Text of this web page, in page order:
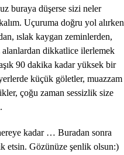
buraya düşerse sizi neler
Uçuruma doğru yol alırken
ıslak kaygan zeminlerden,
alanlardan dikkatlice ilerlemek
90 dakika kadar yüksek bir
küçük göletler, muazzam
çoğu zaman sessizlik size
kadar … Buradan sonra
etsin. Gözünüze şenlik olsun:)